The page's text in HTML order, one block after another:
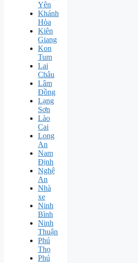
Yên
Khánh
Hòa
Kiên
Giang
Kon
Tum
Lai
Châu
Lâm
Đồng
Lạng
Sơn
Lào
Cai
Long
An
Nam
Định
Nghệ
An
Nhà
xe
Ninh
Bình
Ninh
Thuận
Phú
Thọ
Phú